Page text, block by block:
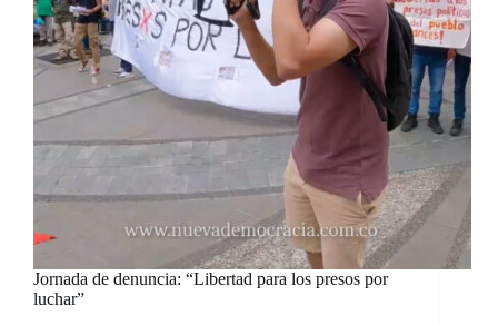
Jornada de denuncia: “Libertad para los presos por
luchar”